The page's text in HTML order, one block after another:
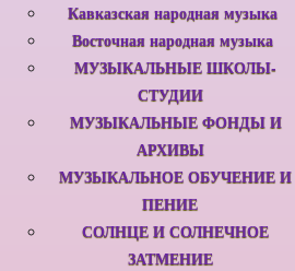
Кавказская народная музыка
Восточная народная музыка
МУЗЫКАЛЬНЫЕ ШКОЛЫ-
СТУДИИ
МУЗЫКАЛЬНЫЕ ФОНДЫ И
АРХИВЫ
МУЗЫКАЛЬНОЕ ОБУЧЕНИЕ И
ПЕНИЕ
СОЛНЦЕ И СОЛНЕЧНОЕ
ЗАТМЕНИЕ